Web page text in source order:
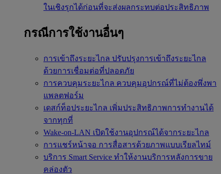
ในเชิงรุกได้ก่อนที่จะส่งผลกระทบต่อประสิทธิภาพ
กรณีการใช้งานอื่นๆ
การเข้าถึงระยะไกล ปรับปรุงการเข้าถึงระยะไกล
ด้วยการเชื่อมต่อที่ปลอดภัย
การควบคุมระยะไกล ควบคุมอุปกรณ์ที่ไม่ต้องพึ่งพา
แพลตฟอร์ม
เดสก์ท็อประยะไกล เพิ่มประสิทธิภาพการทำงานได้
จากทุกที่
Wake-on-LAN เปิดใช้งานอุปกรณ์ได้จากระยะไกล
การแชร์หน้าจอ การสื่อสารด้วยภาพแบบเรียลไทม์
บริการ Smart Service ทำให้งานบริการหลังการขาย
คล่องตัว